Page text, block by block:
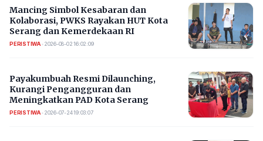
Mancing Simbol Kesabaran dan
Kolaborasi, PWKS Rayakan HUT Kota
Serang dan Kemerdekaan RI
PERISTIWA• 2026-08-02 16:02:09
Payakumbuah Resmi Dilaunching,
Kurangi Pengangguran dan
Meningkatkan PAD Kota Serang
PERISTIWA• 2026-07-24 19:03:07